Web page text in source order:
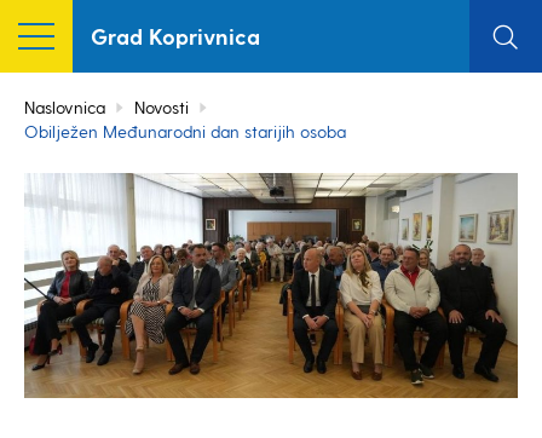
Grad Koprivnica
Naslovnica
Novosti
Obilježen Međunarodni dan starijih osoba